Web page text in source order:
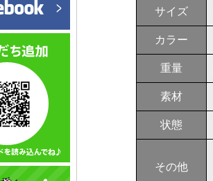
サイズ
カラー
重量
素材
状態
その他